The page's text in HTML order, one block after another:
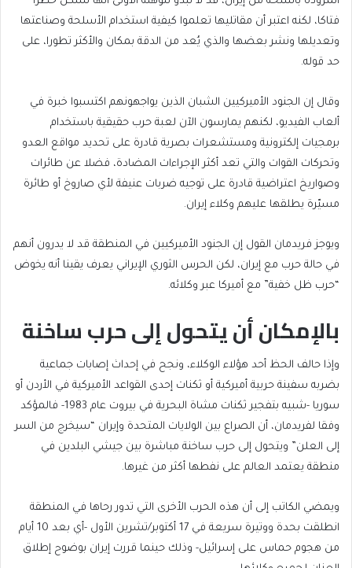
فتاكا، لكنه اعتبر أن مقاتليها تعلموا كيفية استخدام الأسلحة وصناعتها
وتعديلها ونشر بعضها والذي يُعد من الدقة بمكان والأكثر تطورا، على
حد قوله.
وقال إن الجنود الأميركيين الشبان الذين يواجهونهم اكتسبوا خبرة في
ألعاب الفيديو، لكنهم يمارسون الآن لعبة حرب حقيقية باستخدام
برمجيات إلكترونية ومستشعرات بصرية قادرة على تحديد مواقع العدو
وتحركات القوات والتي تعد أكثر الإجراءات المضادة، فضلا عن طائرات
وصواريخ اعتراضية قادرة على توجيه ضربات عنيفة لأي صاروخ أو طائرة
مسيّرة يطلقها عليهم وكلاء إيران.
ويوجز فريدمان القول إن الجنود الأميركيين في المنطقة قد لا يدرون أنهم
في حالة حرب مع إيران، لكن الحرس الثوري الإيراني يعرف يقينا أنه يخوض
“حرب ظل خفية” مع أميركا عبر وكلائه.
بالإمكان أن يتحول إلى حرب ساخنة
وإذا حالف الحظ أحد هؤلاء الوكلاء، ونجح في إحداث إصابات جماعية
بضربه سفينة حربية أميركية أو ثكنات إحدى القواعد الأميركية في الأردن أو
سوريا -شبيه بتفجير ثكنات مشاة البحرية في بيروت عام 1983- فالمؤكد
وفقا لفريدمان، أن الصراع بين الولايات المتحدة وإيران “سيخرج من السر
إلى العلن” ويتحول إلى حرب ساخنة مباشرة بين جيشي البلدين في
منطقة يعتمد العالم على نفطها أكثر من غيرها.
ويمضي الكاتب إلى أن هذه الحرب الأخرى التي تدور رحاها في المنطقة
انطلقت بحدة ووتيرة سريعة في 17 أكتوبر/تشرين الأول -أي بعد 10 أيام
من هجوم حماس على إسرائيل- وذلك حينما قررت إيران بوضوح إطلاق